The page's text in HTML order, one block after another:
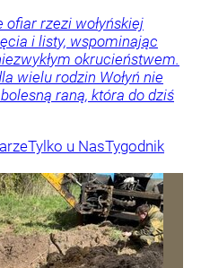
ofiar rzezi wołyńskiej
i listy, wspominając
okrucieństwem.
wielu rodzin Wołyń nie
raną, która do dziś
Tylko u NasTygodnik